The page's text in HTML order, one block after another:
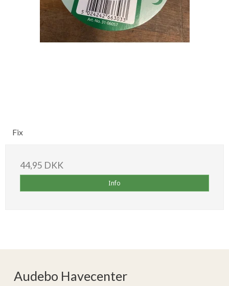
Fix
44,95 DKK
Info
Audebo Havecenter